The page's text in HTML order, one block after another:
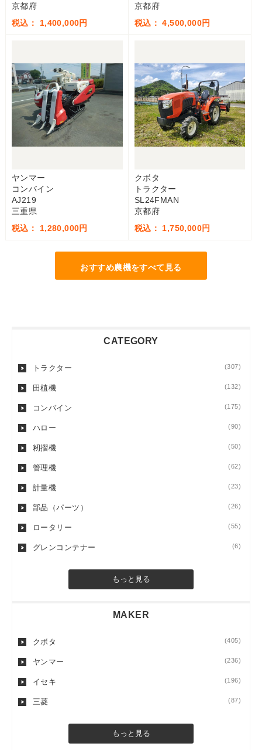
京都府
税込： 1,400,000円
京都府
税込： 4,500,000円
ヤンマー
コンバイン
AJ219
三重県
税込： 1,280,000円
クボタ
トラクター
SL24FMAN
京都府
税込： 1,750,000円
おすすめ農機をすべて見る
CATEGORY
トラクター (307)
田植機 (132)
コンバイン (175)
ハロー (90)
籾摺機 (50)
管理機 (62)
計量機 (23)
部品（パーツ） (26)
ロータリー (55)
グレンコンテナー (6)
もっと見る
MAKER
クボタ (405)
ヤンマー (236)
イセキ (196)
三菱 (87)
もっと見る